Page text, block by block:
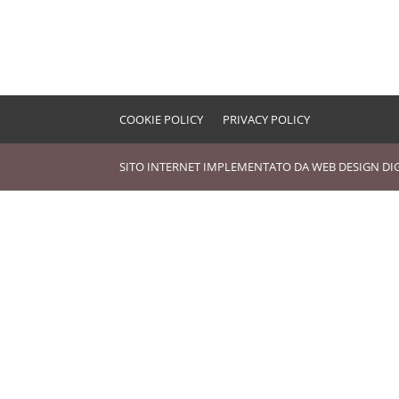
COOKIE POLICY PRIVACY POLICY
SITO INTERNET IMPLEMENTATO DAWEB DESIGN